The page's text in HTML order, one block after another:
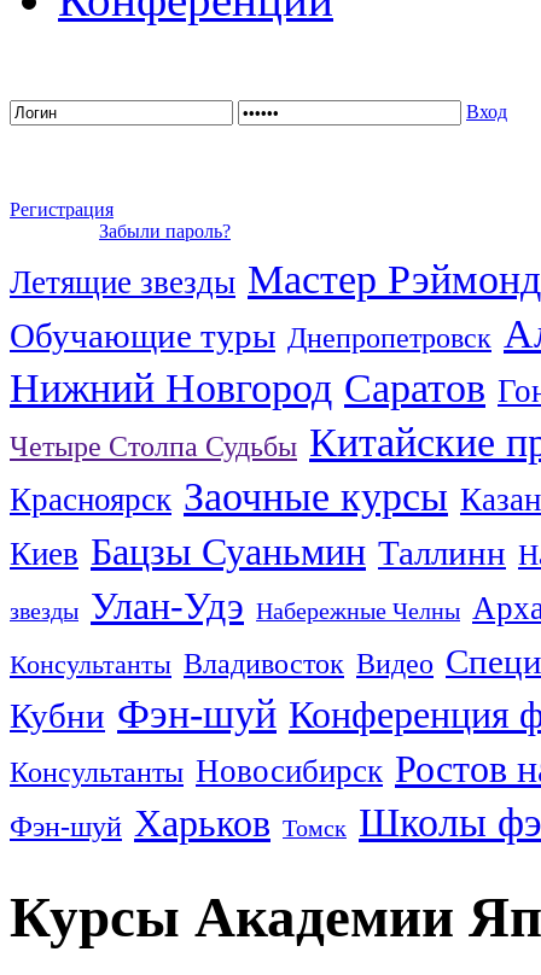
Вход
Регистрация
Забыли пароль?
Летящие звезды Мастер
Обучающие туры Днепропетровск
Нижний Новгород Саратов
Четыре Столпа Судьбы Китайские
Красноярск Заочные курсы
Киев Бацзы Суаньмин Таллинн
звезды Улан-Удэ Набережные Челны
Консультанты Владивосток Видео
Кубни Фэн-шуй Конференция
Консультанты Новосибирск Ростов
Фэн-шуй Харьков Томск Школы
Курсы Академии